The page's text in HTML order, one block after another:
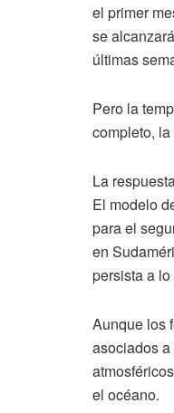
el primer
se
últimas
Pero la
completo,
La
El modelo
para el
en
persista a
Aunque los
asociados
el océano.